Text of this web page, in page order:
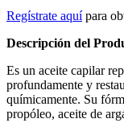
Regístrate aquí para
Descripción del
Es un aceite capilar
profundamente y
químicamente. Su
propóleo, aceite de